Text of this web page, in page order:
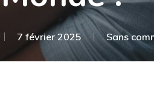
7 février 2025 Sans